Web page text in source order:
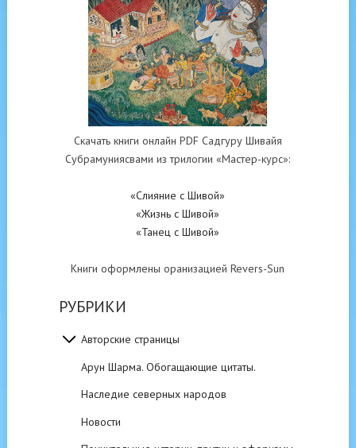
Скачать книги онлайн PDF Садгуру Шивайя
Субрамуниясвами из трилогии «Мастер-курс»:
«Слияние с Шивой»
«Жизнь с Шивой»
«Танец с Шивой»
Книги оформлены оранизацией Revers-Sun
РУБРИКИ
Авторские страницы
Арун Шарма. Обогащающие цитаты.
Наследие северных народов
Новости